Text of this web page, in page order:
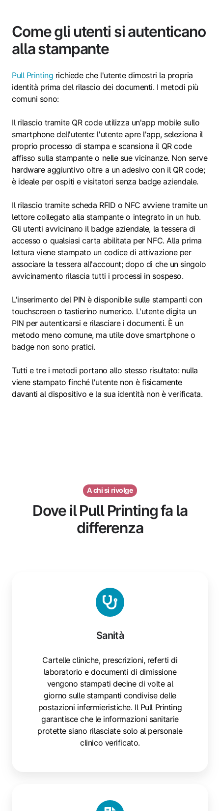
Come gli utenti si autenticano
alla stampante
Pull Printing richiede che l'utente dimostri la propria
identità prima del rilascio dei documenti. I metodi più
comuni sono:
Il rilascio tramite QR code utilizza un'app mobile sullo
smartphone dell'utente: l'utente apre l'app, seleziona il
proprio processo di stampa e scansiona il QR code
affisso sulla stampante o nelle sue vicinanze. Non serve
hardware aggiuntivo oltre a un adesivo con il QR code;
è ideale per ospiti e visitatori senza badge aziendale.
Il rilascio tramite scheda RFID o NFC avviene tramite un
lettore collegato alla stampante o integrato in un hub.
Gli utenti avvicinano il badge aziendale, la tessera di
accesso o qualsiasi carta abilitata per NFC. Alla prima
lettura viene stampato un codice di attivazione per
associare la tessera all'account; dopo di che un singolo
avvicinamento rilascia tutti i processi in sospeso.
L'inserimento del PIN è disponibile sulle stampanti con
touchscreen o tastierino numerico. L'utente digita un
PIN per autenticarsi e rilasciare i documenti. È un
metodo meno comune, ma utile dove smartphone o
badge non sono pratici.
Tutti e tre i metodi portano allo stesso risultato: nulla
viene stampato finché l'utente non è fisicamente
davanti al dispositivo e la sua identità non è verificata.
A chi si rivolge
Dove il Pull Printing fa la
differenza
Sanità
Cartelle cliniche, prescrizioni, referti di
laboratorio e documenti di dimissione
vengono stampati decine di volte al
giorno sulle stampanti condivise delle
postazioni infermieristiche. Il Pull Printing
garantisce che le informazioni sanitarie
protette siano rilasciate solo al personale
clinico verificato.